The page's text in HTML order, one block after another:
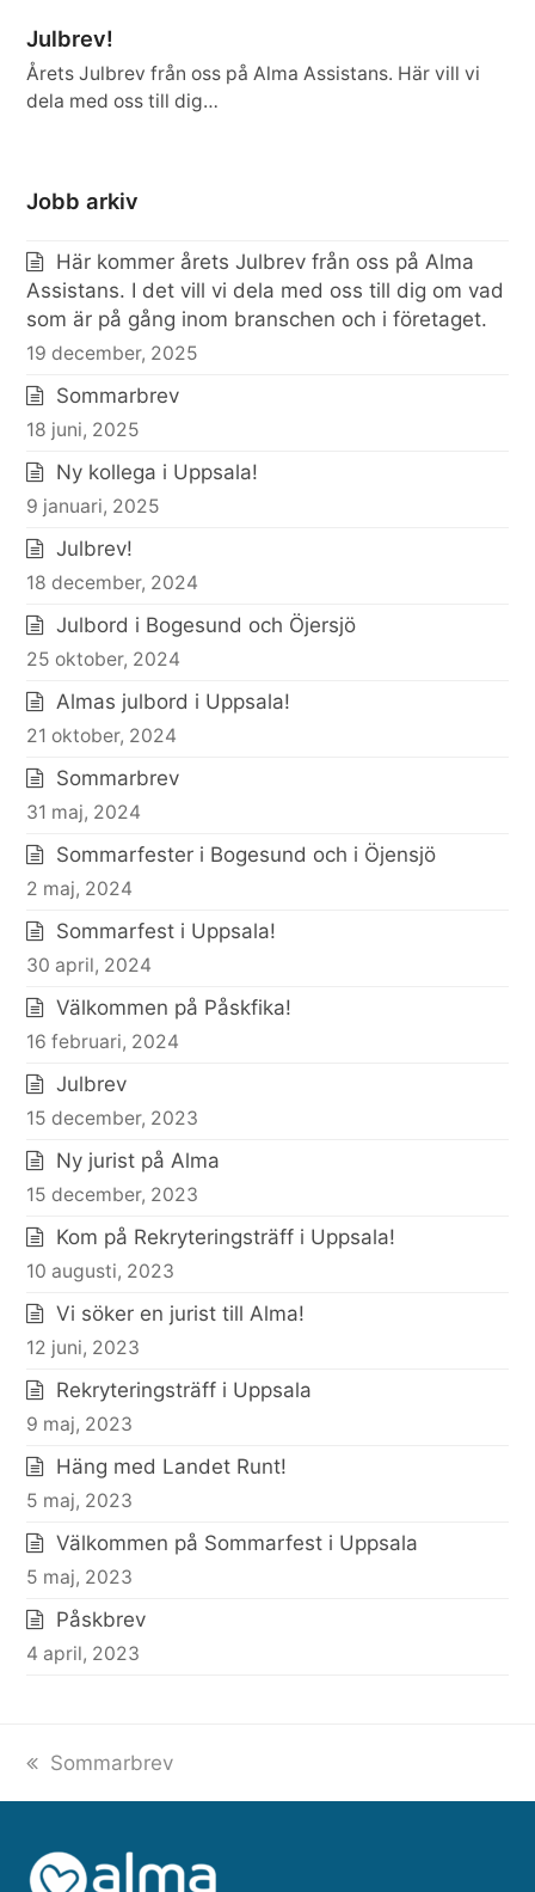
Julbrev!
Årets Julbrev från oss på Alma Assistans. Här vill vi
dela med oss till dig…
Jobb arkiv
Här kommer årets Julbrev från oss på Alma
Assistans. I det vill vi dela med oss till dig om vad
som är på gång inom branschen och i företaget.
19 december, 2025
Sommarbrev
18 juni, 2025
Ny kollega i Uppsala!
9 januari, 2025
Julbrev!
18 december, 2024
Julbord i Bogesund och Öjersjö
25 oktober, 2024
Almas julbord i Uppsala!
21 oktober, 2024
Sommarbrev
31 maj, 2024
Sommarfester i Bogesund och i Öjensjö
2 maj, 2024
Sommarfest i Uppsala!
30 april, 2024
Välkommen på Påskfika!
16 februari, 2024
Julbrev
15 december, 2023
Ny jurist på Alma
15 december, 2023
Kom på Rekryteringsträff i Uppsala!
10 augusti, 2023
Vi söker en jurist till Alma!
12 juni, 2023
Rekryteringsträff i Uppsala
9 maj, 2023
Häng med Landet Runt!
5 maj, 2023
Välkommen på Sommarfest i Uppsala
5 maj, 2023
Påskbrev
4 april, 2023
previous
Sommarbrev